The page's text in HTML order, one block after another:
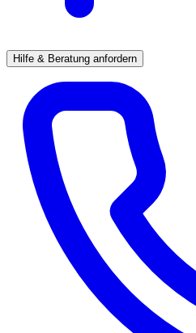
Hilfe & Beratung anfordern